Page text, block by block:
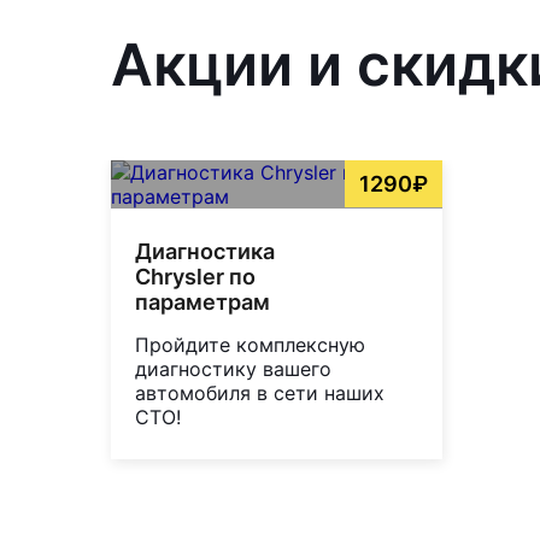
Акции и
1290₽
Диагностика
Chrysler по
параметрам
Пройдите комплексную
диагностику вашего
автомобиля в сети наших
СТО!